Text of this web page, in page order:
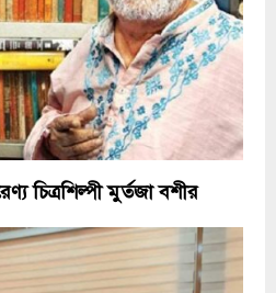
চিত্রশিল্পী মুর্তজা বশীর